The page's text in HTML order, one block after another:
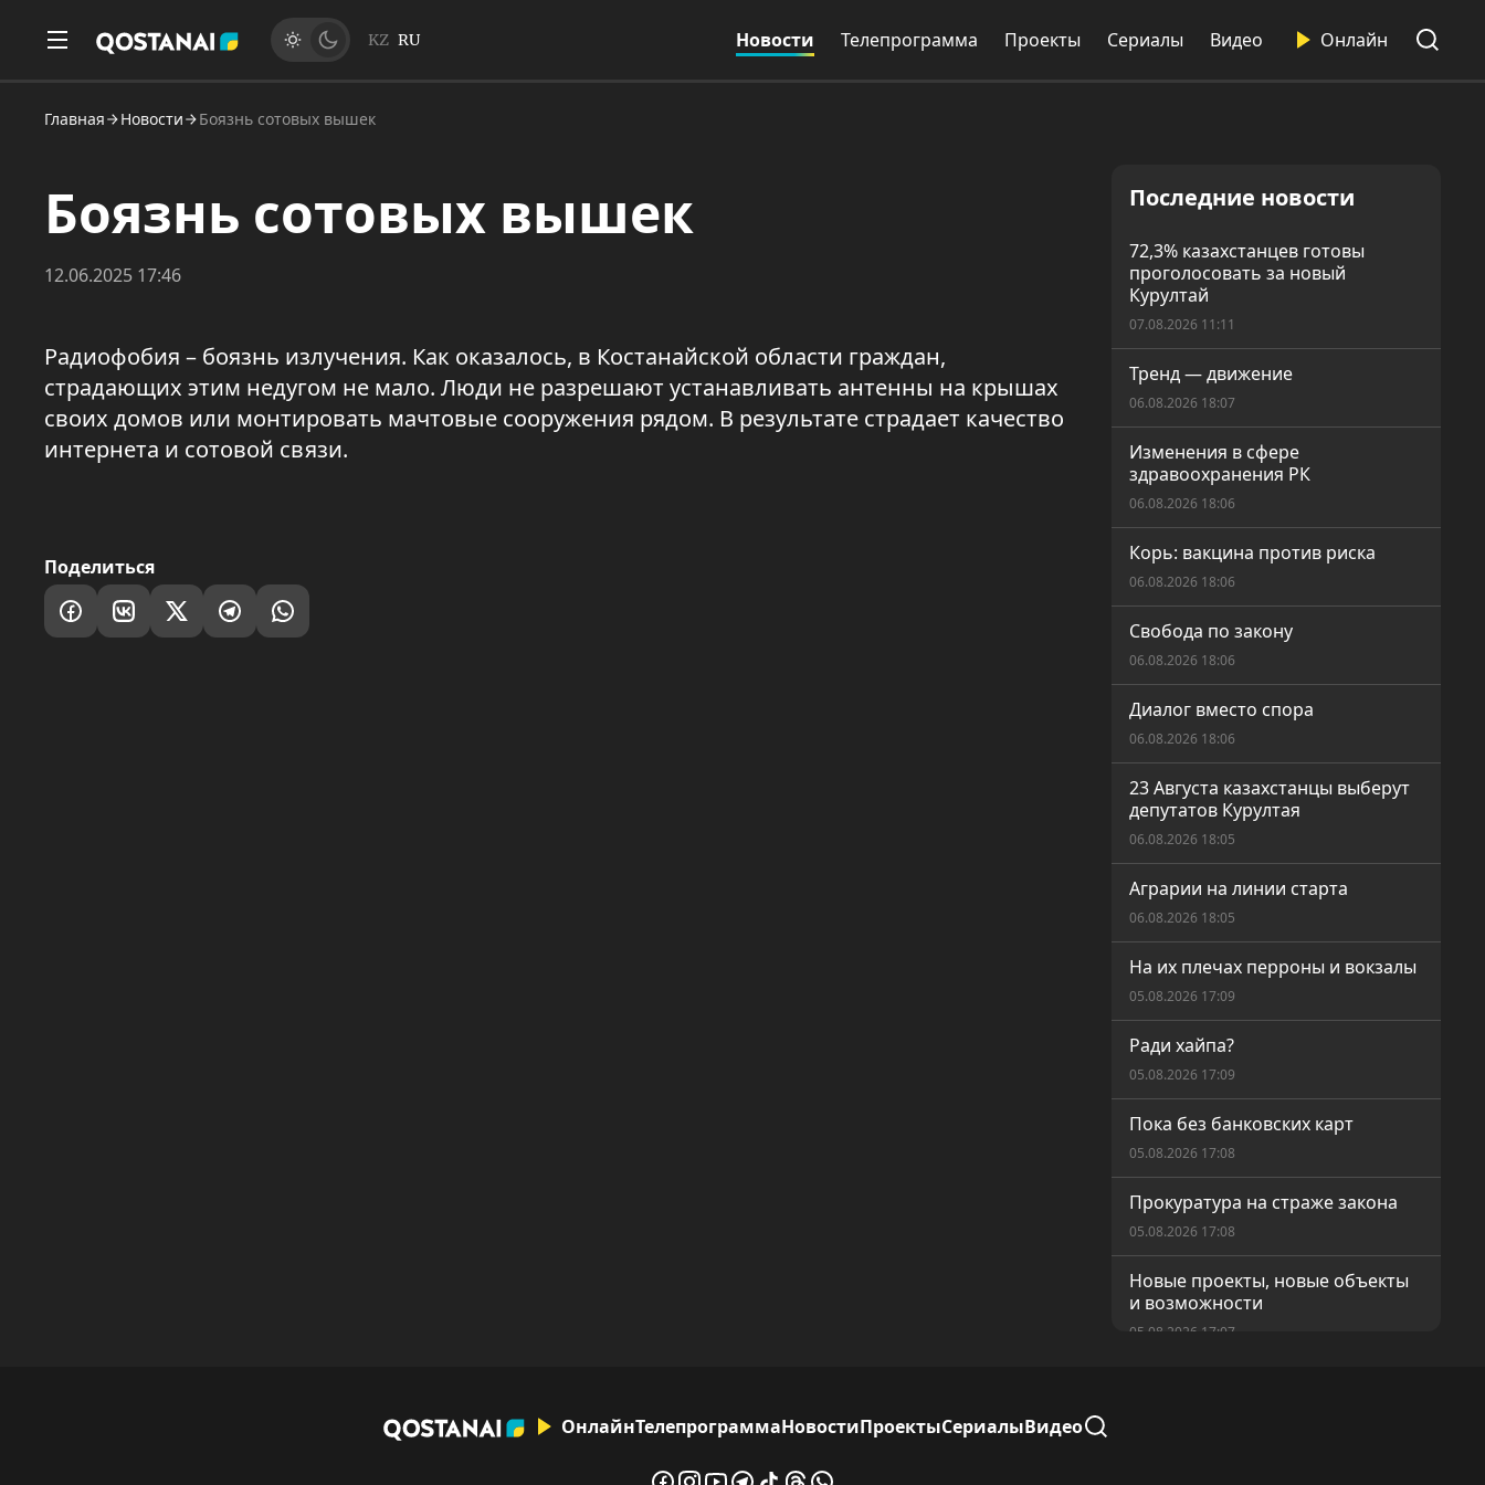
KZ RU Новости Телепрограмма Проекты Сериалы Видео Онлайн
Главная Новости Боязнь сотовых вышек
Боязнь сотовых вышек
12.06.2025 17:46
Радиофобия – боязнь излучения. Как оказалось, в Костанайской области граждан,
страдающих этим недугом не мало. Люди не разрешают устанавливать антенны на крышах
своих домов или монтировать мачтовые сооружения рядом. В результате страдает качество
интернета и сотовой связи.
Поделиться
Последние новости
72,3% казахстанцев готовы
проголосовать за новый
Курултай
07.08.2026 11:11
Тренд — движение
06.08.2026 18:07
Изменения в сфере
здравоохранения РК
06.08.2026 18:06
Корь: вакцина против риска
06.08.2026 18:06
Свобода по закону
06.08.2026 18:06
Диалог вместо спора
06.08.2026 18:06
23 Августа казахстанцы выберут
депутатов Курултая
06.08.2026 18:05
Аграрии на линии старта
06.08.2026 18:05
На их плечах перроны и вокзалы
05.08.2026 17:09
Ради хайпа?
05.08.2026 17:09
Пока без банковских карт
05.08.2026 17:08
Прокуратура на страже закона
05.08.2026 17:08
Новые проекты, новые объекты
и возможности
05.08.2026 17:07
ОнлайнТелепрограммаНовостиПроектыСериалыВидео